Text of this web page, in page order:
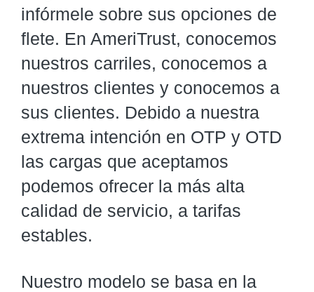
infórmele sobre sus opciones de
flete. En AmeriTrust, conocemos
nuestros carriles, conocemos a
nuestros clientes y conocemos a
sus clientes. Debido a nuestra
extrema intención en OTP y OTD
las cargas que aceptamos
podemos ofrecer la más alta
calidad de servicio, a tarifas
estables.
Nuestro modelo se basa en la